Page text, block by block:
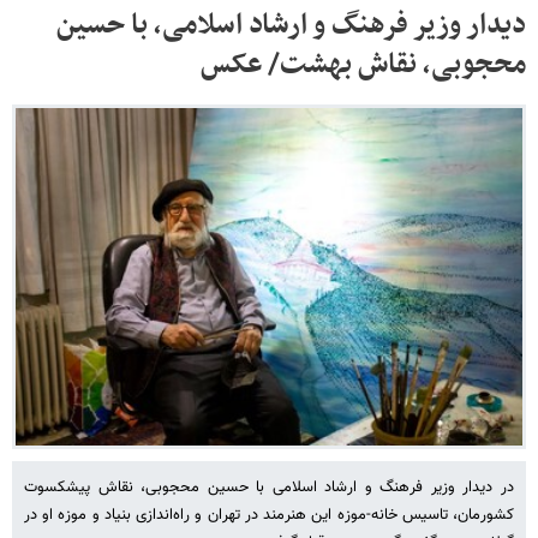
دیدار وزیر فرهنگ و ارشاد اسلامی، با حسین
محجوبی، نقاش بهشت/ عکس
در دیدار وزیر فرهنگ و ارشاد اسلامی با حسین محجوبی، نقاش پیشکسوت
کشورمان، تاسیس خانه‌-موزه این هنرمند در تهران و راه‌اندازی بنیاد و موزه او در